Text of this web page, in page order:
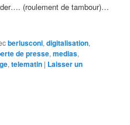
(roulement de tambour)…
berlusconi,digitalisation,
de presse,medias,
,telematin | Laisser un